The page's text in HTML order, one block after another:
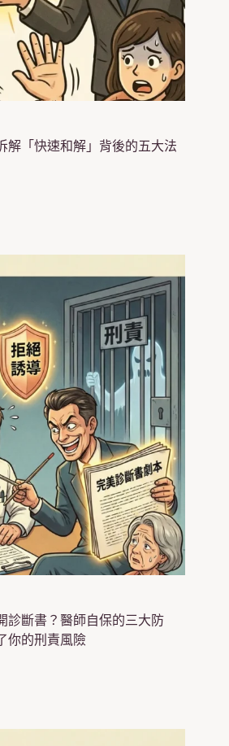
解「快速和解」背後的五大法
診斷書？醫師自保的三大防
你的刑責風險